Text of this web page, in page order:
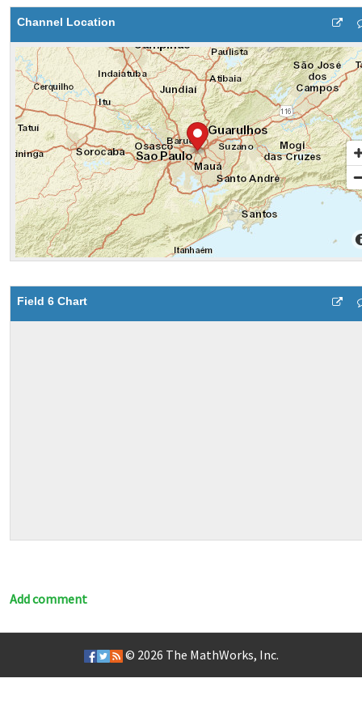
Channel Location
Field 6 Chart
Add comment
© 2026 The MathWorks, Inc.